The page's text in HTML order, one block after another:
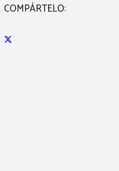
COMPÁRTELO: